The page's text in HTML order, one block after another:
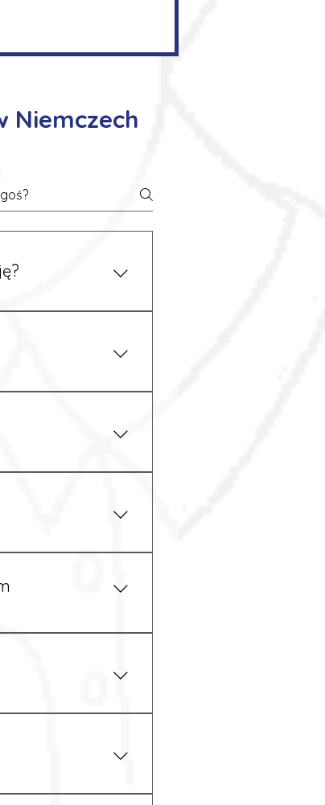
Niemczech
nami telefonicznie.
niemieckiego,
z
że wszystkie
pracy.
Dzięki temu